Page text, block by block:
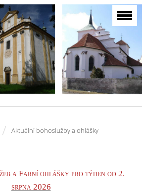
/ Aktuální bohoslužby a ohlášky
a Farní ohlášky pro týden od 2.
srpna 2026